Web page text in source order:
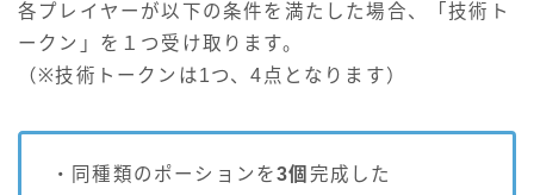
各プレイヤーが以下の条件を満たした場合、「技術ト
ークン」を１つ受け取ります。
（※技術トークンは1つ、4点となります）
・同種類のポーションを3個 完成した